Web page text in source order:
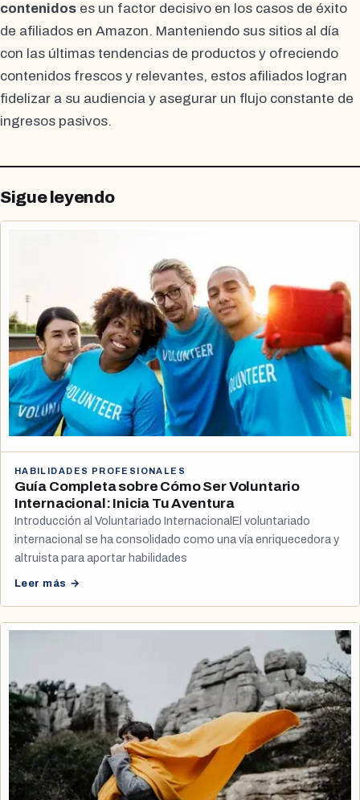
contenidos es un factor decisivo en los casos de éxito
de afiliados en Amazon. Manteniendo sus sitios al día
con las últimas tendencias de productos y ofreciendo
contenidos frescos y relevantes, estos afiliados logran
fidelizar a su audiencia y asegurar un flujo constante de
ingresos pasivos.
Sigue leyendo
HABILIDADES PROFESIONALES
Guía Completa sobre Cómo Ser Voluntario
Internacional: Inicia Tu Aventura
Introducción al Voluntariado InternacionalEl voluntariado
internacional se ha consolidado como una vía enriquecedora y
altruista para aportar habilidades
Leer más →